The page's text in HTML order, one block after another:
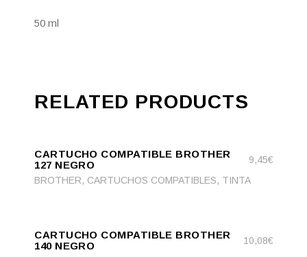
50 ml
RELATED PRODUCTS
CART
CARTUCHO COMPATIBLE BROTHER
127 NEGRO
9,45€
BROTHER, CARTUCHOS COMPATIBLES, TINTA
CART
CARTUCHO COMPATIBLE BROTHER
140 NEGRO
10,08€